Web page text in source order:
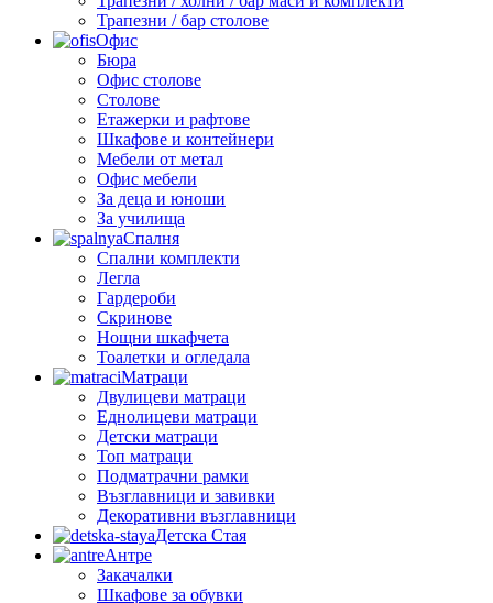
Трапезни / бар столове
Офис
Бюра
Офис столове
Столове
Етажерки и рафтове
Шкафове и контейнери
Мебели от метал
Офис мебели
За деца и юноши
За училища
Спалня
Спални комплекти
Легла
Гардероби
Скринове
Нощни шкафчета
Тоалетки и огледала
Матраци
Двулицеви матраци
Еднолицеви матраци
Детски матраци
Топ матраци
Подматрачни рамки
Възглавници и завивки
Декоративни възглавници
Детска Стая
Антре
Закачалки
Шкафове за обувки